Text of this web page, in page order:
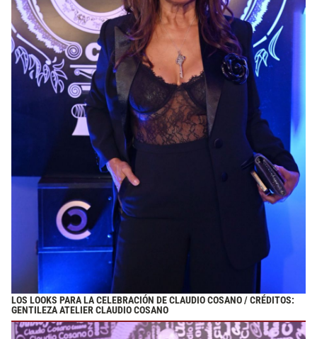
LOS LOOKS PARA LA CELEBRACIÓN DE CLAUDIO COSANO / CRÉDITOS:
GENTILEZA ATELIER CLAUDIO COSANO